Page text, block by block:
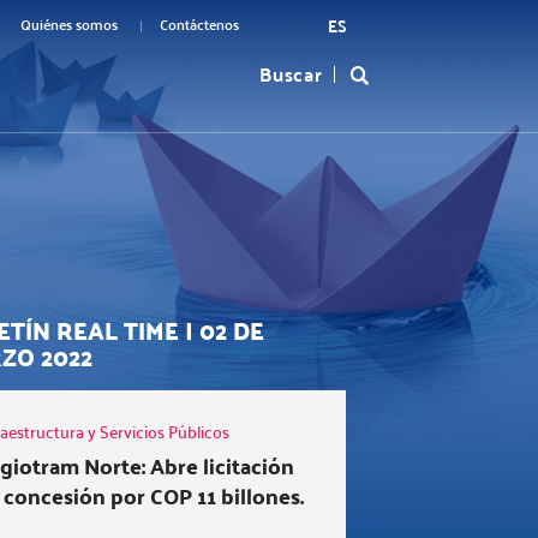
menu
top
Quiénes somos Contáctenos ES
Formulario
de
búsqueda
Buscar
REAL TIME | 02 DE
2022
y Servicios Públicos
Norte: Abre licitación
por COP 11 billones.